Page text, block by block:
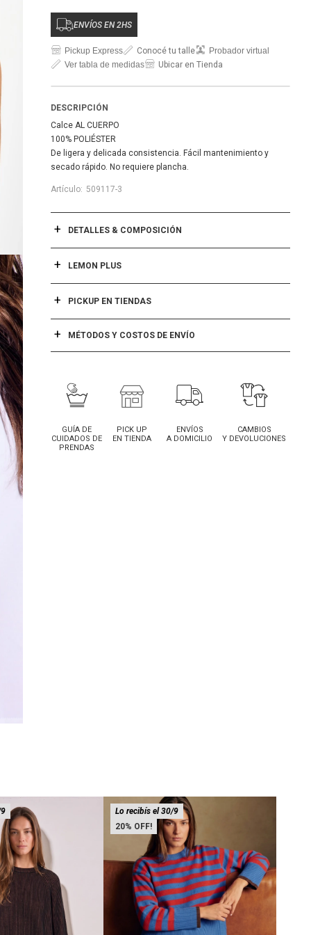
ENVÍOS EN 2HS
Pickup Express Conocé tu talle
Probador virtual
Ver tabla de medidas
Ubicar en Tienda
DESCRIPCIÓN
Calce AL CUERPO
100% POLIÉSTER
De ligera y delicada consistencia. Fácil mantenimiento y
secado rápido. No requiere plancha.
509117-3
DETALLES & COMPOSICIÓN
LEMON PLUS
PICKUP EN TIENDAS
MÉTODOS Y COSTOS DE ENVÍO
GUÍA DE
CUIDADOS DE
PRENDAS
PICK UP
EN TIENDA
ENVÍOS
A DOMICILIO
CAMBIOS
Y DEVOLUCIONES
20
Lo recibís el 30/9